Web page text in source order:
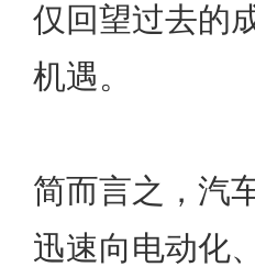
仅回望过去的
机遇。
简而言之，汽
迅速向电动化